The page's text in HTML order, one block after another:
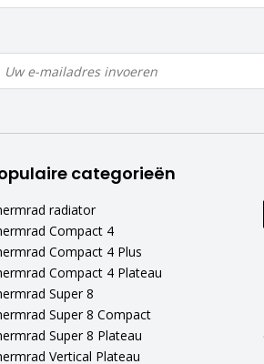
categorieën
radiator
Compact 4
Compact 4 Plus
Compact 4 Plateau
Super 8
Super 8 Compact
Super 8 Plateau
Vertical Plateau